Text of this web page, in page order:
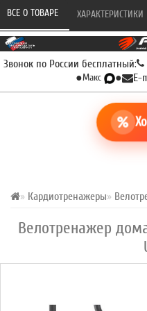
Звонок по России бесплатный:
●Макс ● E-
Кардиотренажеры
Велотренажер
ВСЕ О ТОВАРЕ ХАРАКТЕРИСТИКИ